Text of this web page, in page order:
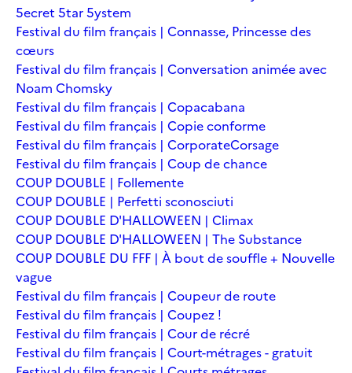
5ecret 5tar 5ystem
Festival du film français | Connasse, Princesse des
cœurs
Festival du film français | Conversation animée avec
Noam Chomsky
Festival du film français | Copacabana
Festival du film français | Copie conforme
Festival du film français | CorporateCorsage
Festival du film français | Coup de chance
COUP DOUBLE | Follemente
COUP DOUBLE | Perfetti sconosciuti
COUP DOUBLE D'HALLOWEEN | Climax
COUP DOUBLE D'HALLOWEEN | The Substance
COUP DOUBLE DU FFF | À bout de souffle + Nouvelle
vague
Festival du film français | Coupeur de route
Festival du film français | Coupez !
Festival du film français | Cour de récré
Festival du film français | Court-métrages - gratuit